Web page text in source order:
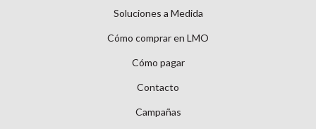
Soluciones a Medida
Cómo comprar en LMO
Cómo pagar
Contacto
Campañas